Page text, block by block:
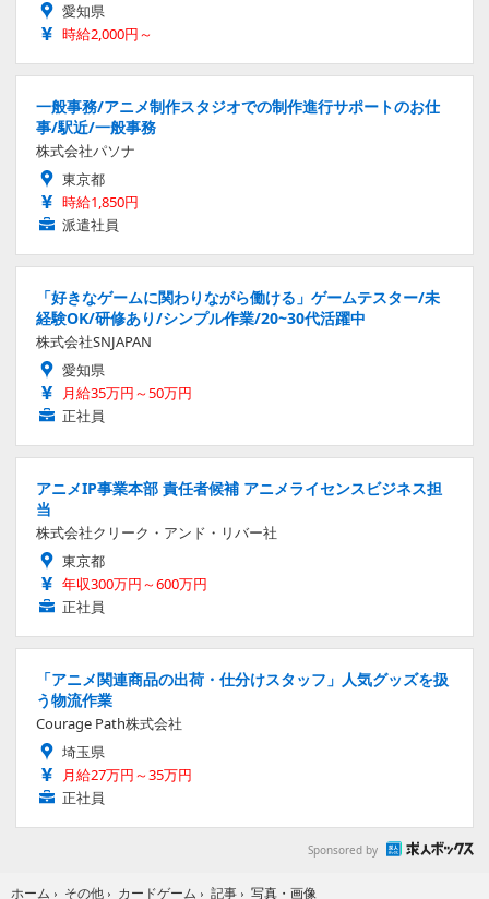
愛知県
時給2,000円～
一般事務/アニメ制作スタジオでの制作進行サポートのお仕
事/駅近/一般事務
株式会社パソナ
東京都
時給1,850円
派遣社員
「好きなゲームに関わりながら働ける」ゲームテスター/未
経験OK/研修あり/シンプル作業/20~30代活躍中
株式会社SNJAPAN
愛知県
月給35万円～50万円
正社員
アニメIP事業本部 責任者候補 アニメライセンスビジネス担
当
株式会社クリーク・アンド・リバー社
東京都
年収300万円～600万円
正社員
「アニメ関連商品の出荷・仕分けスタッフ」人気グッズを扱
う物流作業
Courage Path株式会社
埼玉県
月給27万円～35万円
正社員
Sponsored by
ホーム › その他 › カードゲーム › 記事 › 写真・画像